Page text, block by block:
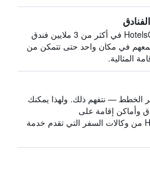
يبحث HotelsCombined في أكثر من 3 ملايين فندق
في مكان واحد حتى تتمكن من
المثالية.
الخطط — نتفهم ذلك. ولهذا يمكنك
وأماكن إقامة على
HotelsCombined من وكالات السفر التي تقدم خدمة